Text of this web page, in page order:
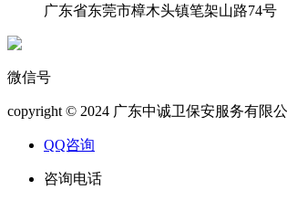
广东省东莞市樟木头镇笔架山路74号
微信号
copyright © 2024 广东中诚卫保安服务有限
QQ咨询
咨询电话